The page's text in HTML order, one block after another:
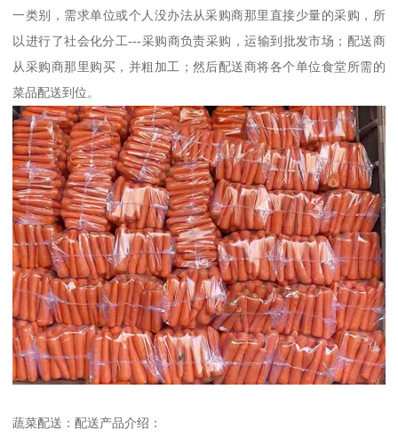
一类别，需求单位或个人没办法从采购商那里直接少量的采购，所
以进行了社会化分工---采购商负责采购，运输到批发市场；配送商
从采购商那里购买，并粗加工；然后配送商将各个单位食堂所需的
菜品配送到位。
蔬菜配送：配送产品介绍：